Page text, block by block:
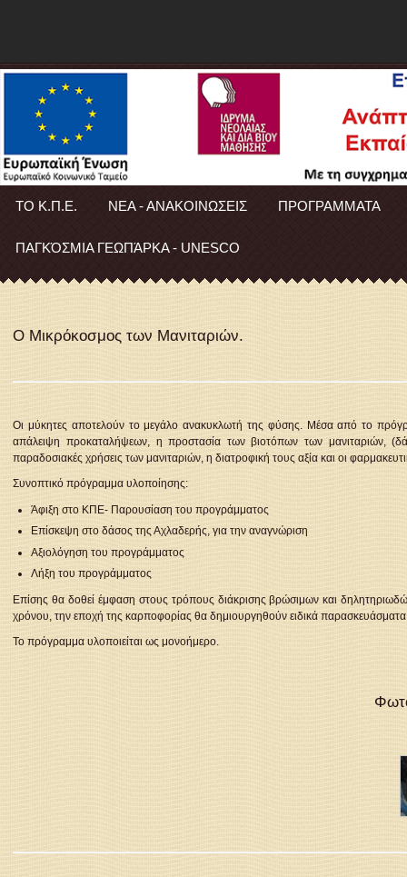
ΤΟ Κ.Π.Ε. ΝΕΑ - ΑΝΑΚΟΙΝΩΣΕΙΣ ΠΡΟΓΡΑΜΜΑΤΑ
ΠΑΓΚΌΣΜΙΑ ΓΕΩΠΆΡΚΑ - UNESCO
Ο Μικρόκοσμος των Μανιταριών.
Οι μύκητες αποτελούν το μεγάλο ανακυκλωτή της φύσης. Μέσα από το
απάλειψη προκαταλήψεων, η προστασία των βιοτόπων των μανιταριών,
παραδοσιακές χρήσεις των μανιταριών, η διατροφική τους αξία και οι
Συνοπτικό πρόγραμμα υλοποίησης:
Άφιξη στο ΚΠΕ- Παρουσίαση του προγράμματος
Επίσκεψη στο δάσος της Αχλαδερής, για την αναγνώριση
Αξιολόγηση του προγράμματος
Λήξη του προγράμματος
Επίσης θα δοθεί έμφαση στους τρόπους διάκρισης βρώσιμων και
χρόνου, την εποχή της καρποφορίας θα δημιουργηθούν ειδικά παρασκευάσματα
Το πρόγραμμα υλοποιείται ως μονοήμερο.